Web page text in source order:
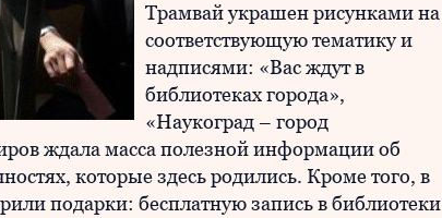
Трамвай украшен рисунками на
соответствующую тематику и
надписями: «Вас ждут в
библиотеках города»,
«Наукоград – город
ждала масса полезной информации об
которые здесь родились. Кроме того, в
подарки: бесплатную запись в библиотеки